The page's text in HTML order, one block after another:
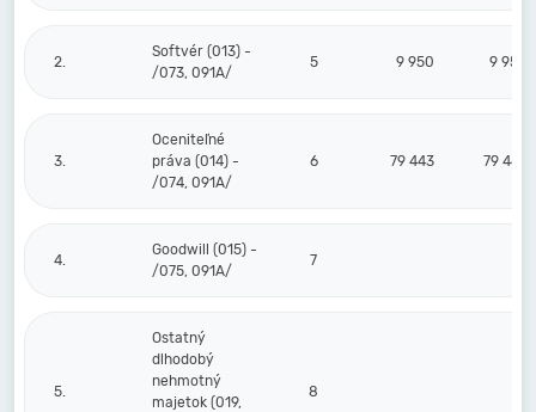
2.
Softvér (013) -
/073, 091A/
5 9 950 9 950
3.
Oceniteľné
práva (014) -
/074, 091A/
6 79 443 79 443
4.
Goodwill (015) -
/075, 091A/
7
5.
Ostatný
dlhodobý
nehmotný
majetok (019,
8